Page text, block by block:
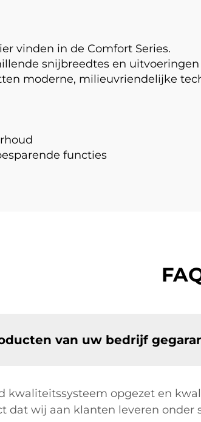
vinden in de Comfort Series.
snijbreedtes en
moderne, milieuvriendelijke
functies
van uw bedrijf
kwaliteitssysteem opgezet en
dat wij aan klanten leveren